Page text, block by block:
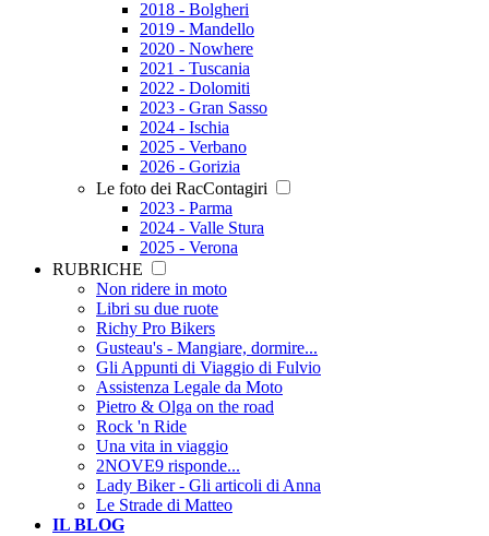
2018 - Bolgheri
2019 - Mandello
2020 - Nowhere
2021 - Tuscania
2022 - Dolomiti
2023 - Gran Sasso
2024 - Ischia
2025 - Verbano
2026 - Gorizia
Le foto dei RacContagiri
2023 - Parma
2024 - Valle Stura
2025 - Verona
RUBRICHE
Non ridere in moto
Libri su due ruote
Richy Pro Bikers
Gusteau's - Mangiare, dormire...
Gli Appunti di Viaggio di Fulvio
Assistenza Legale da Moto
Pietro & Olga on the road
Rock 'n Ride
Una vita in viaggio
2NOVE9 risponde...
Lady Biker - Gli articoli di Anna
Le Strade di Matteo
IL BLOG